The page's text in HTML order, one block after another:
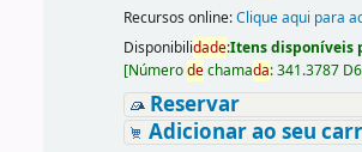
Recursos online:Clique aqui para
Disponibilidade:Itens disponíveis
[Númerodechamada:341.3787
Reservar
Adicionar ao seu